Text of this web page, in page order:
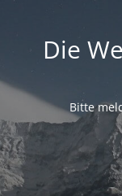
Die
Bitte